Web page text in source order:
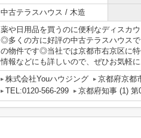
中古テラスハウス / 木造
薬や日用品を買うのに便利なディスカ
◎多くの方に好評の中古テラスハウス
の物件です◎当社では京都市右京区に
情報などにも詳しいので、ぜひお気軽
株式会社Youハウジング
京都府京都
TEL:0120-566-299
京都府知事 (1) 第